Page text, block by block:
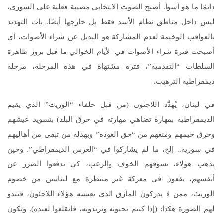
دائمًا ما هو أسوأ. أصبح الصوت الانتخابي مصيبة فعلية على السوري،
ليس داخل مناطق نظام الأسد فقط بل خارجها أيضًا. بات التهديد
بالعواقب الوخيمة لعدم المشاركة هو البديل عن شراء الأصوات، أي
أصبحت فترة شراء الأصوات في الأيام الخوالي ما قبل بروز ظاهرة
السلطات “التقدمية”، فترة مشتهاة في هذه المرحلة، مرحلة
ديمقراطية الترهيب.
في لبنان، يُهدَّد اللاجئون (من قبل حلفاء “الوريث” الذي يقيم
الديمقراطية بمهارة تضاهي مهارته في حرق البلد) بتسويد عيشهم
وحرق خيمهم ومنعهم من “حق العودة” وبهدلة من تبقى من أهاليهم
في سورية.. إلخ، ما لم يشاركوا في “العرس الديمقراطي”. وحين
يذهب هؤلاء، يسوقهم الخوف والرعب، كي يدفعوا الضرر عن
أنفسهم، يقعون في معركة غير منتظرة مع لبنانيين من خصوم
الوريث، ممن لا يدركون المأزق الذي يعيشه هؤلاء اللاجئون، فتبدو
لهم الصورة هكذا: (إذا كنتم تحبونه وتريدونه، فانقلعوا لعنده). وتكون